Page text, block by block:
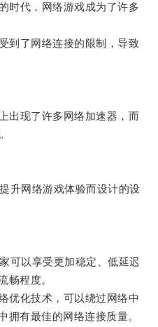
代，网络游戏成为了许多
了网络连接的限制，导致
现了许多网络加速器，而
网络游戏体验而设计的设
以享受更加稳定、低延迟
畅程度。
化技术，可以绕过网络中
拥有最佳的网络连接质量。